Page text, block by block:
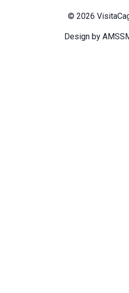
© 2026
Design by